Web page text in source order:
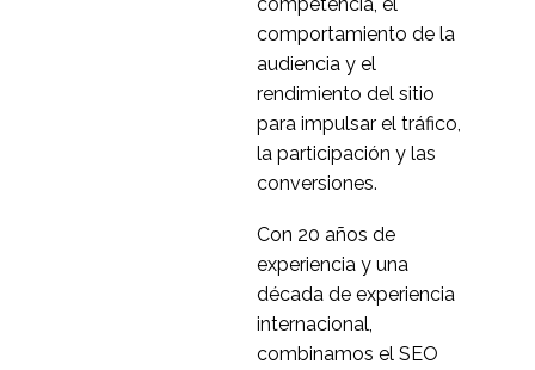
2
¿Por qué no se utilizan
más las pruebas de
0
17 de octubre de 2016
Por qué no debe
detener el desarrollo
Holland & Barrett -
Pruebas de usabilidad
del diseño web
3
Por qué fracasan los
sitios web para móviles
comportamiento de la
audiencia y el
rendimiento del sitio
para impulsar el tráfico,
la participación y las
conversiones.
Con 20 años de
experiencia y una
década de experiencia
internacional,
combinamos el SEO